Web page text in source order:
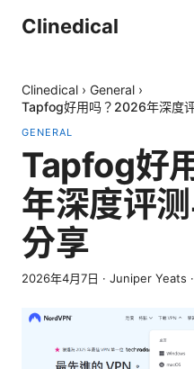
Clinedical
Clinedical › General ›
Tapfog好用吗？2026年深度
GENERAL
Tapfog好
年深度评
分享
2026年4月7日 · Juniper Yeats ·